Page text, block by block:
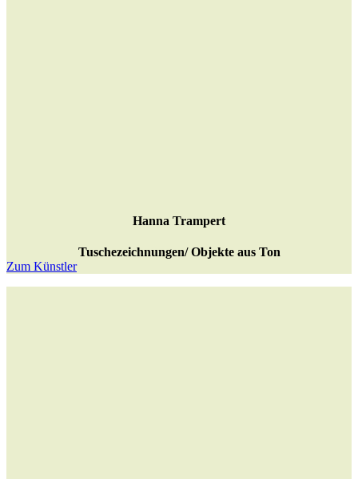
Hanna Trampert
Tuschezeichnungen/ Objekte aus Ton
Zum Künstler